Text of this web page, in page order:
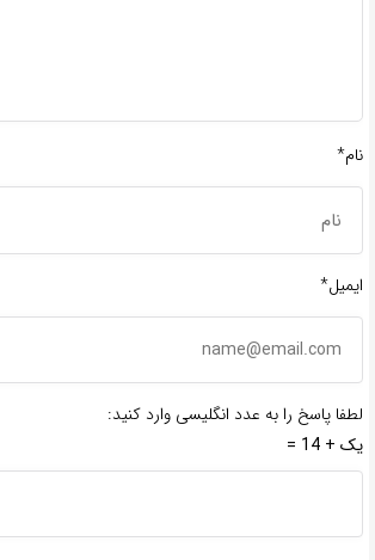
نام*
ایمیل*
لطفا پاسخ را به عدد انگلیسی وارد کنید:
یک + 14 =